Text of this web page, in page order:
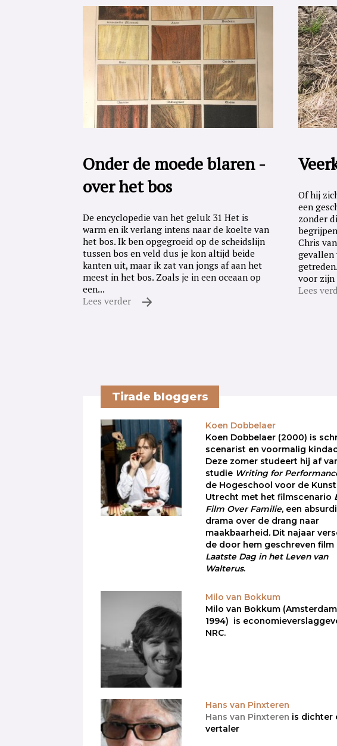
Onder de moede blaren -
over het bos
De encyclopedie van het geluk 31 Het is
warm en ik verlang intens naar de koelte van
het bos. Ik ben opgegroeid op de scheidslijn
tussen bos en veld dus je kon altijd beide
kanten uit, maar ik zat van jongs af aan het
meest in het bos. Zoals je in een oceaan op
een...
Lees verder
Of hij
een
zonder
Chris
gevallen
voor zijn
Lees
Tirade bloggers
Koen Dobbelaer
Koen Dobbelaer (2000) is
scenarist en voormalig
Deze zomer studeert hij af
studie Writing for
de Hogeschool voor de
Utrecht met het filmscenario
Film Over Familie, een
drama over de drang naar
maakbaarheid. Dit najaar
de door hem geschreven film
Laatste Dag in het Leven van
Walterus.
Milo van Bokkum
Milo van Bokkum
1994) is
NRC.
Hans van Pinxteren
Hans van Pinxteren is dichter
vertaler